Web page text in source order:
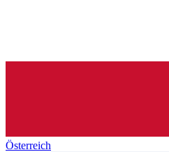
Österreich